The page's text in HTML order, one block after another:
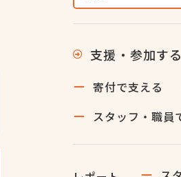
支援・参加する
寄付で支える
スタッフ・職員